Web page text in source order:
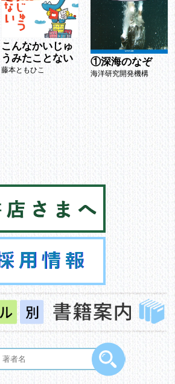
こんなかいじゅ
うみたことない
藤本ともひこ
①深海のなぞ
海洋研究開発機構